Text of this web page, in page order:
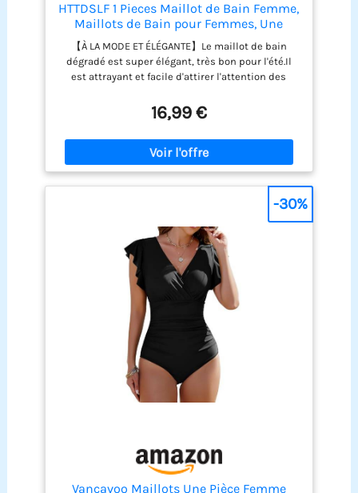
HTTDSLF 1 Pieces Maillot de Bain Femme,
Maillots de Bain pour Femmes, Une
pièce Maillot de Bain contrôle du Ventre,
Elégant Push up Maillot, Maillot de Bain
Menstrue, pour Cupule C à D (L)
【À LA MODE ET ÉLÉGANTE】Le maillot de bain
dégradé est super élégant, très bon pour l'été.Il
est attrayant et facile d'attirer l'attention des
AMOVIBLE】Coussinets de soutien-gorge pour
maillot de bain gainant ventre plat peut être
librement démonté, et le soutien gorge rembourré
amovible assure un léger maintien. La conception
entièrement doublée ne sera pas transparente.
【EFFET TORSADÉ】Au milieu devant avec un
décolleté en col rond. Donnez à vos seins un
aspect gros et sexy. 【BRETELLES RÉGLABLES】Les
bretelles au dos du maillots une pièce femme
peuvent être ajustées pour mettre en valeur la
courbe charmante de votre dos. 【OCCASION】
Idéal pour la plage d'été, les fêtes sur la plage, les
fêtes au bord de la piscine, les bains de soleil, la
piscine intérieure, la mer, le spa, les vacances
d'été et diverses activités nautiques.
16,99 €
Vancavoo Maillots Une Pièce Femme
-30%